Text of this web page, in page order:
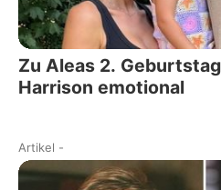
Zu Aleas 2.
Harrison emotional
Artikel -